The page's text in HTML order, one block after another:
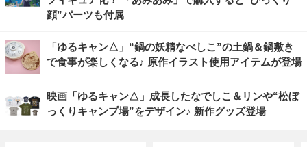
顔”パーツも付属
「ゆるキャン△」“鍋の妖精なべしこ”の土鍋＆鍋敷き
で食事が楽しくなる♪ 原作イラスト使用アイテムが登場
映画「ゆるキャン△」成長したなでしこ＆リンや“松ぼ
っくりキャンプ場”をデザイン♪ 新作グッズ登場